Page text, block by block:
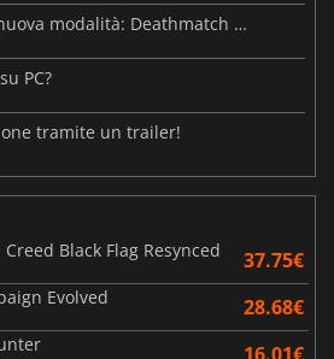
PUBG introduce una nuova modalità: Deathmatch a squadre!
PC?
tramite un trailer!
Black Flag Resynced
37.75€
Evolved 28.68€